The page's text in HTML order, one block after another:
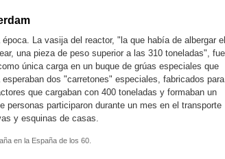
La vasija del reactor, "la que había de albergar el
una pieza de peso superior a las 310 toneladas", fue
única carga en un buque de grúas especiales que
dos "carretones" especiales, fabricados para
que cargaban con 400 toneladas y formaban un
personas participaron durante un mes en el transporte
y esquinas de casas.
en la España de los 60.